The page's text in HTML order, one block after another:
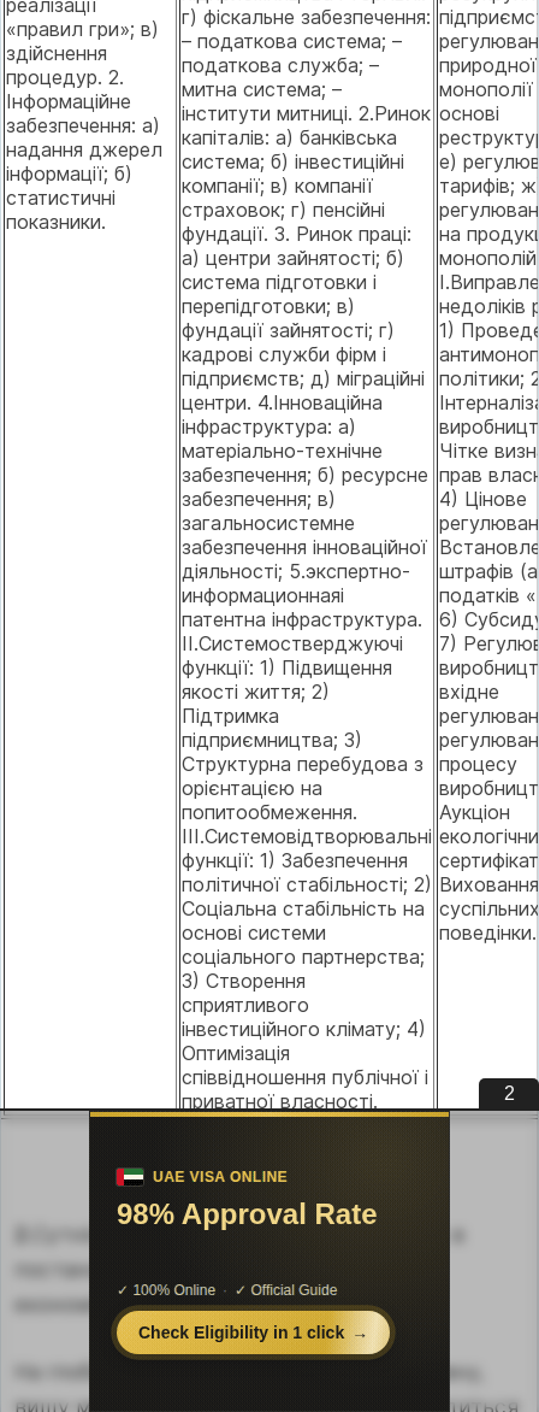
«правил гри»; в)
здійснення
процедур. 2.
Інформаційне
забезпечення: а)
надання джерел
інформації; б)
статистичні
показники.
г) фіскальне забезпечення:
– податкова система; –
податкова служба; –
митна система; –
інститути митниці. 2.Ринок
капіталів: а) банківська
система; б) інвестиційні
компанії; в) компанії
страховок; г) пенсійні
фундації. 3. Ринок праці:
а) центри зайнятості; б)
система підготовки і
перепідготовки; в)
фундації зайнятості; г)
кадрові служби фірм і
підприємств; д) міграційні
центри. 4.Інноваційна
інфраструктура: а)
матеріально-технічне
забезпечення; б) ресурсне
забезпечення; в)
загальносистемне
забезпечення інноваційної
діяльності; 5.экспертно-
информационнаяі
патентна інфраструктура.
II.Системостверджуючі
функції: 1) Підвищення
якості життя; 2)
Підтримка
підприємництва; 3)
Структурна перебудова з
орієнтацією на
попитообмеження.
III.Системовідтворювальні
функції: 1) Забезпечення
політичної стабільності; 2)
Соціальна стабільність на
основі системи
соціального партнерства;
3) Створення
сприятливого
інвестиційного клімату; 4)
Оптимізація
співвідношення публічної і
приватної власності.
природної
монополії
основі
е)
тарифів;
на
недоліків
1)
політики;
Чітке
прав
4) Цінове
штрафів
податків
6)
7)
вхідне
процесу
Аукціон
Виховання
поведінки.
Сутність економічної політики полягає в
постановці і досягненні певної мети
економічного розвитку суспільства.
На глобальному рівні слід виділити основну,
вищу мету розвитку економіки, вона зводиться
1